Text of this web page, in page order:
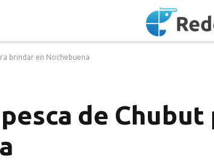
brindar en Nochebuena
de